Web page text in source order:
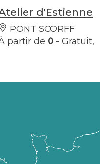
d'Estienne
PONT SCORFF
partir de 0 - Gratuit,